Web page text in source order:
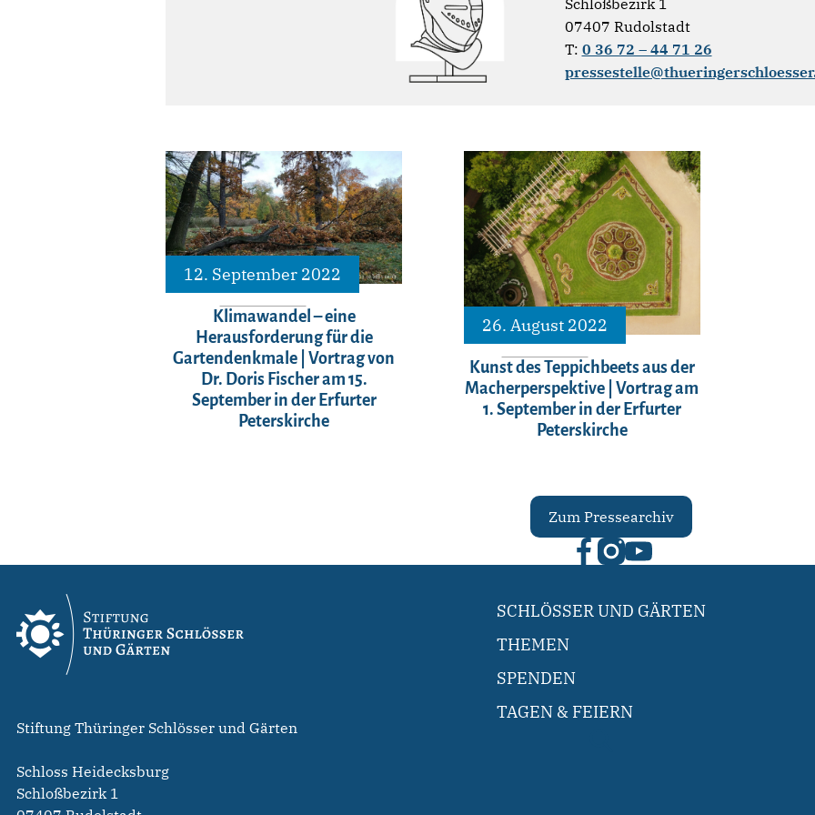
Schloßbezirk 1
07407 Rudolstadt
T: 0 36 72 – 44 71 26
12. September 2022
Klimawandel – eine
Herausforderung für die
Gartendenkmale | Vortrag von
Dr. Doris Fischer am 15.
September in der Erfurter
Peterskirche
26. August 2022
Kunst des Teppichbeets aus der
Macherperspektive | Vortrag am
1. September in der Erfurter
Peterskirche
Zum Pressearchiv
Stiftung Thüringer Schlösser und Gärten
Schloss Heidecksburg
Schloßbezirk 1
SCHLÖSSER UND GÄRTEN
THEMEN
SPENDEN
TAGEN & FEIERN